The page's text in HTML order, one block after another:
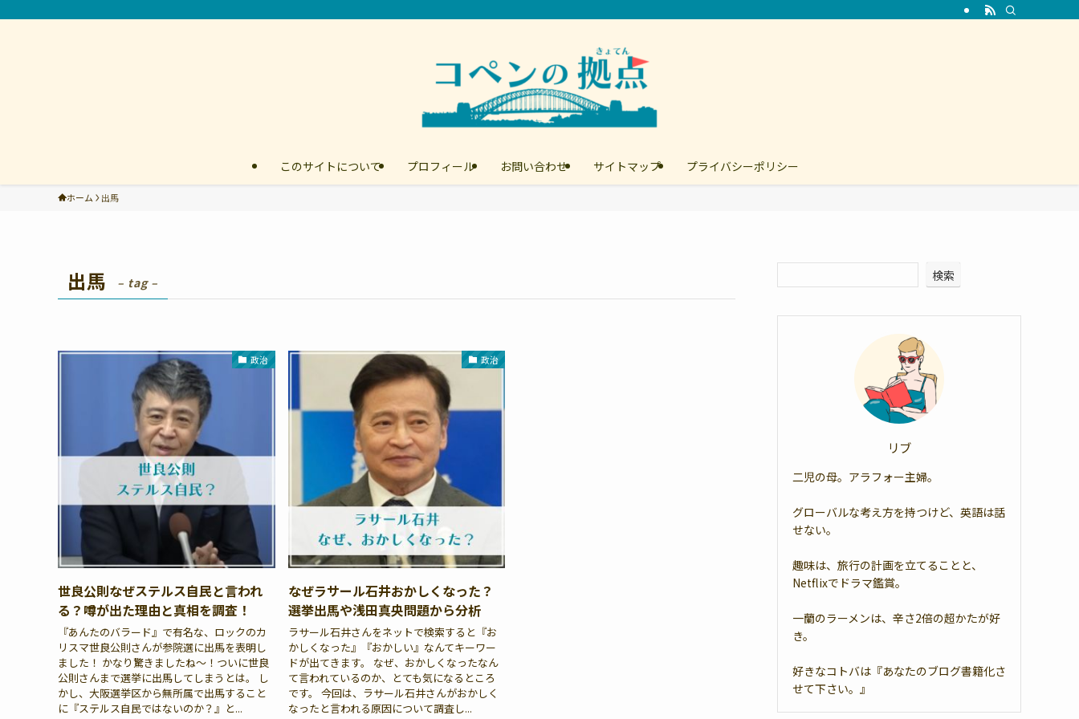
このサイトについて プロフィール お問い合わせ サイトマップ プライバシーポリシー
ホーム 出馬
出馬 – tag –
政治
世良公則なぜステルス自民と言われ
る？噂が出た理由と真相を調査！
『あんたのバラード』で有名な、ロックのカ
リスマ世良公則さんが参院選に出馬を表明し
ました！ かなり驚きましたね〜！ついに世良
公則さんまで選挙に出馬してしまうとは。 し
かし、大阪選挙区から無所属で出馬すること
に『ステルス自民ではないのか？』と...
政治
なぜラサール石井おかしくなった？
選挙出馬や浅田真央問題から分析
ラサール石井さんをネットで検索すると『お
かしくなった』『おかしい』なんてキーワー
ドが出てきます。 なぜ、おかしくなったなん
て言われているのか、とても気になるところ
です。 今回は、ラサール石井さんがおかしく
なったと言われる原因について調査し...
検索
リブ
二児の母。アラフォー主婦。
グローバルな考え方を持つけど、英語は話
せない。
趣味は、旅行の計画を立てることと、
Netflixでドラマ鑑賞。
一蘭のラーメンは、辛さ2倍の超かたが好
き。
好きなコトバは『あなたのブログ書籍化さ
せて下さい。』